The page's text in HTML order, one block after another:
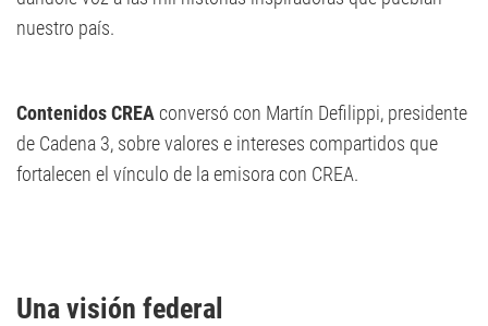
nuestro país.
Contenidos CREAconversó con Martín Defilippi, presidente
de Cadena 3, sobre valores e intereses compartidos que
fortalecen el vínculo de la emisora con CREA.
Una visión federal